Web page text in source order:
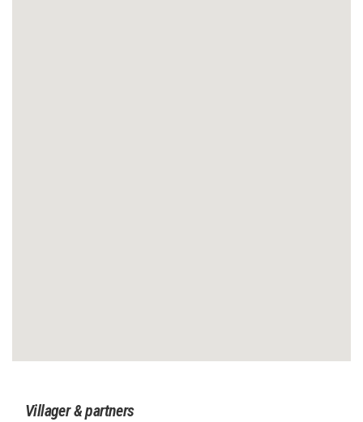
Villager & partners